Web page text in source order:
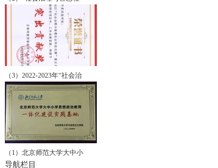
（3）2022-2023年“社会治
（1）北京师范大学大中小
导航栏目